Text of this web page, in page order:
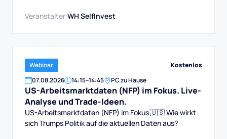
Veranstalter:WH SelfInvest
Webinar
Kostenlos
07.08.2026 14:15–14:45 PC zu Hause
US-Arbeitsmarktdaten (NFP) im Fokus. Live-
Analyse und Trade-Ideen.
US-Arbeitsmarktdaten (NFP) im Fokus 🇺🇸 Wie wirkt
sich Trumps Politik auf die aktuellen Daten aus?